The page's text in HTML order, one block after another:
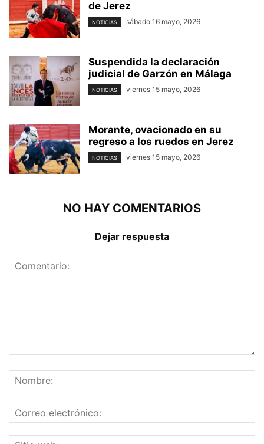
de Jerez
NOTICIAS sábado 16 mayo, 2026
Suspendida la declaración
judicial de Garzón en Málaga
NOTICIAS viernes 15 mayo, 2026
Morante, ovacionado en su
regreso a los ruedos en Jerez
NOTICIAS viernes 15 mayo, 2026
NO HAY COMENTARIOS
Dejar respuesta